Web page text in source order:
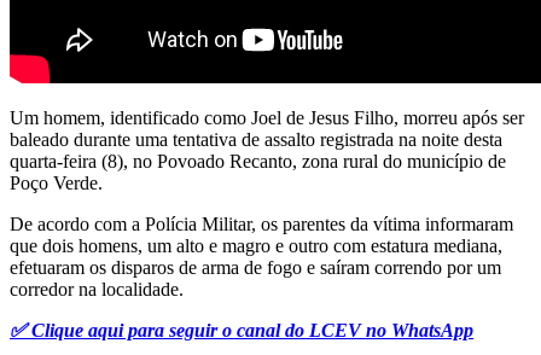
Um homem, identificado como Joel de Jesus Filho, morreu após ser
baleado durante uma tentativa de assalto registrada na noite desta
quarta-feira (8), no Povoado Recanto, zona rural do município de
Poço Verde.
De acordo com a Polícia Militar, os parentes da vítima informaram
que dois homens, um alto e magro e outro com estatura mediana,
efetuaram os disparos de arma de fogo e saíram correndo por um
corredor na localidade.
✅ Clique aqui para seguir o canal do LCEV no WhatsApp